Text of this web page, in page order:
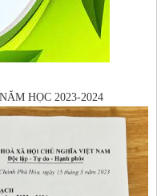
HỌC 2023-2024